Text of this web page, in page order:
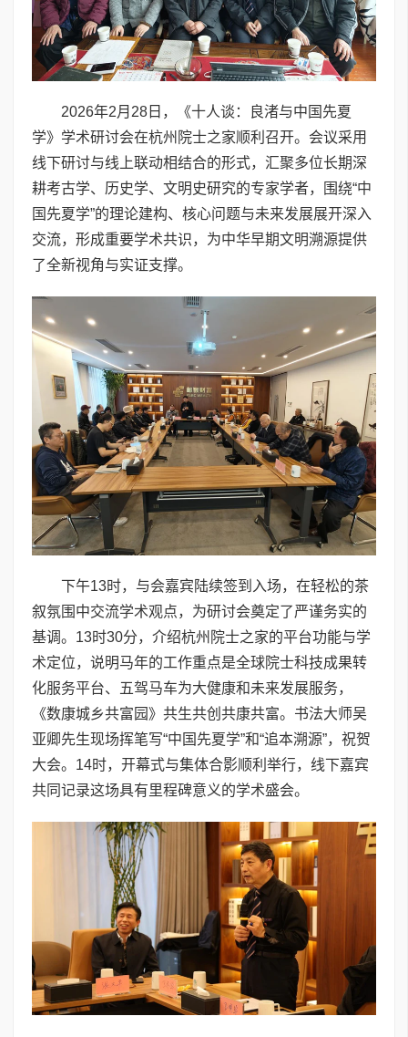
2026年2月28日，《十人谈：良渚与中国先夏
学》学术研讨会在杭州院士之家顺利召开。会议采用
线下研讨与线上联动相结合的形式，汇聚多位长期深
耕考古学、历史学、文明史研究的专家学者，围绕“中
国先夏学”的理论建构、核心问题与未来发展展开深入
交流，形成重要学术共识，为中华早期文明溯源提供
了全新视角与实证支撑。
下午13时，与会嘉宾陆续签到入场，在轻松的茶
叙氛围中交流学术观点，为研讨会奠定了严谨务实的
基调。13时30分，介绍杭州院士之家的平台功能与学
术定位，说明马年的工作重点是全球院士科技成果转
化服务平台、五驾马车为大健康和未来发展服务，
《数康城乡共富园》共生共创共康共富。书法大师吴
亚卿先生现场挥笔写“中国先夏学”和“追本溯源”，祝贺
大会。14时，开幕式与集体合影顺利举行，线下嘉宾
共同记录这场具有里程碑意义的学术盛会。